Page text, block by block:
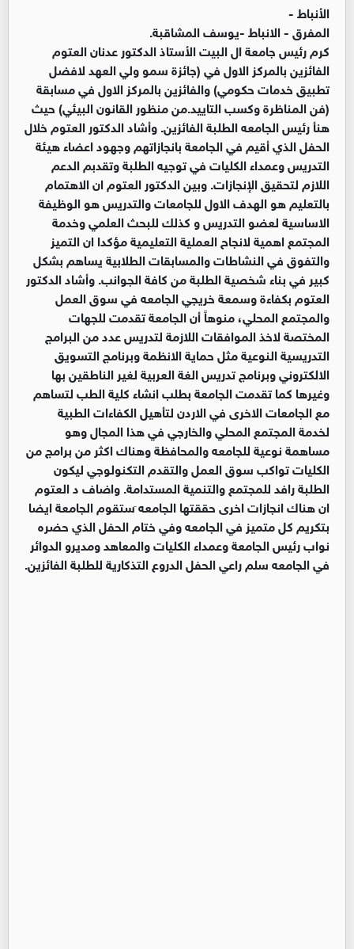
الأنباط -
المفرق - الانباط -يوسف المشاقبة.
كرم رئيس جامعة ال البيت الأستاذ الدكتور عدنان العتوم
الفائزين بالمركز الاول في (جائزة سمو ولي العهد لافضل
تطبيق خدمات حكومي) والفائزين بالمركز الاول في مسابقة
(فن المناظرة وكسب التاييد.من منظور القانون البيئي) حيث
هنأ رئيس الجامعه الطلبة الفائزين. وأشاد الدكتور العتوم خلال
الحفل الذي أقيم في الجامعة بانجازاتهم وجهود اعضاء هيئة
التدريس وعمداء الكليات في توجيه الطلبة وتقدبم الدعم
اللازم لتحقيق الإنجازات. وبين الدكتور العتوم ان الاهتمام
بالتعليم هو الهدف الاول للجامعات والتدريس هو الوظيفة
الاساسية لعضو التدريس و كذلك للبحث العلمي وخدمة
المجتمع اهمية لانجاح العملية التعليمية مؤكدا ان التميز
والتفوق في النشاطات والمسابقات الطلابية يساهم بشكل
كبير في بناء شخصية الطلبة من كافة الجوانب. وأشاد الدكتور
العتوم بكفاءة وسمعة خريجي الجامعه في سوق العمل
والمجتمع المحلي، منوهاً أن الجامعة تقدمت للجهات
المختصة لاخذ الموافقات اللازمة لتدريس عدد من البرامج
التدريسية النوعية مثل حماية الانظمة وبرنامج التسويق
الالكتروني وبرنامج تدريس الغة العربية لغير الناطقين بها
وغيرها كما تقدمت الجامعة بطلب انشاء كلية الطب لتساهم
مع الجامعات الاخرى في الاردن لتأهيل الكفاءات الطبية
لخدمة المجتمع المحلي والخارجي في هذا المجال وهو
مساهمة نوعية للجامعه والمحافظة وهناك اكثر من برامج من
الكليات تواكب سوق العمل والتقدم التكنولوجي ليكون
الطلبة رافد للمجتمع والتنمية المستدامة. واضاف د العتوم
ان هناك انجازات اخرى حققتها الجامعه َستقوم الجامعة ايضا
بتكريم كل متميز في الجامعه وفي ختام الحفل الذي حضره
نواب رئيس الجامعة وعمداء الكليات والمعاهد ومديرو الدوائر
في الجامعه سلم راعي الحفل الدروع التذكارية للطلبة الفائزين.